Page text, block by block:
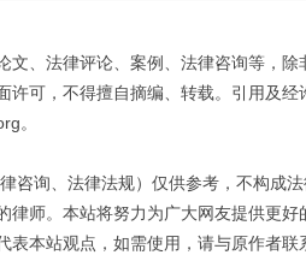
文、法律评论、案例、法律咨询等，
许可，不得擅自摘编、转载。引用及
。
询、法律法规）仅供参考，不构成法
律师。本站将努力为广大网友提供更
表本站观点，如需使用，请与原作者联